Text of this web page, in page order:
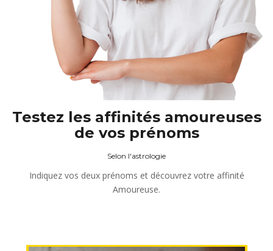
Testez les affinités amoureuses
de vos prénoms
Selon l'astrologie
Indiquez vos deux prénoms et découvrez votre affinité
Amoureuse.